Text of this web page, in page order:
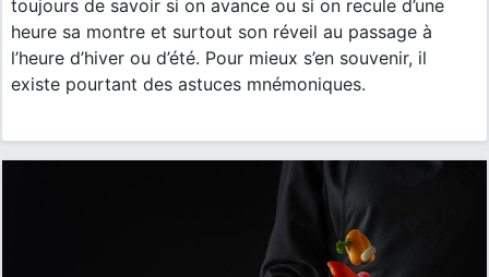
toujours de savoir si on avance ou si on recule d’une
heure sa montre et surtout son réveil au passage à
l’heure d’hiver ou d’été. Pour mieux s’en souvenir, il
existe pourtant des astuces mnémoniques.